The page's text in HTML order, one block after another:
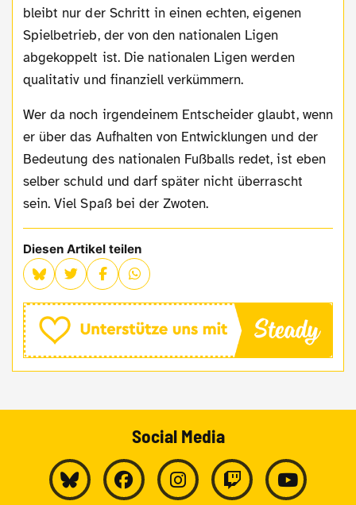
bleibt nur der Schritt in einen echten, eigenen
Spielbetrieb, der von den nationalen Ligen
abgekoppelt ist. Die nationalen Ligen werden
qualitativ und finanziell verkümmern.
Wer da noch irgendeinem Entscheider glaubt, wenn
er über das Aufhalten von Entwicklungen und der
Bedeutung des nationalen Fußballs redet, ist eben
selber schuld und darf später nicht überrascht
sein. Viel Spaß bei der Zwoten.
Diesen Artikel teilen
Social Media